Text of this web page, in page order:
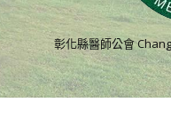
彰化縣醫師公會